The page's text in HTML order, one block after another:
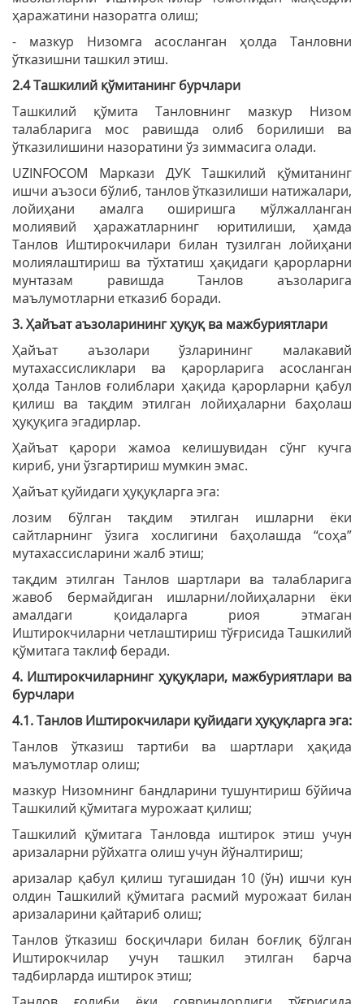
ҳаражатини назоратга олиш;
- мазкур Низомга асосланган ҳолда Танловни
ўтказишни ташкил этиш.
2.4 Ташкилий қўмитанинг бурчлари
Ташкилий қўмита Танловнинг мазкур Низом
талабларига мос равишда олиб борилиши ва
ўтказилишини назоратини ўз зиммасига олади.
UZINFOCOM Маркази ДУК Ташкилий қўмитанинг
ишчи аъзоси бўлиб, танлов ўтказилиши натижалари,
лойиҳани амалга оширишга мўлжалланган
молиявий ҳаражатларнинг юритилиши, ҳамда
Танлов Иштирокчилари билан тузилган лойиҳани
молиялаштириш ва тўхтатиш ҳақидаги қарорларни
мунтазам равишда Танлов аъзоларига
маълумотларни етказиб боради.
3. Ҳайъат аъзоларининг ҳуқуқ ва мажбуриятлари
Ҳайъат аъзолари ўзларининг малакавий
мутахассисликлари ва қарорларига асосланган
ҳолда Танлов ғолиблари ҳақида қарорларни қабул
қилиш ва тақдим этилган лойиҳаларни баҳолаш
ҳуқуқига эгадирлар.
Ҳайъат қарори жамоа келишувидан сўнг кучга
кириб, уни ўзгартириш мумкин эмас.
Ҳайъат қуйидаги ҳуқуқларга эга:
лозим бўлган тақдим этилган ишларни ёки
сайтларнинг ўзига хослигини баҳолашда “соҳа”
мутахассисларини жалб этиш;
тақдим этилган Танлов шартлари ва талабларига
жавоб бермайдиган ишларни/лойиҳаларни ёки
амалдаги қоидаларга риоя этмаган
Иштирокчиларни четлаштириш тўғрисида Ташкилий
қўмитага таклиф беради.
4. Иштирокчиларнинг ҳуқуқлари, мажбуриятлари ва
бурчлари
4.1. Танлов Иштирокчилари қуйидаги ҳуқуқларга эга:
Танлов ўтказиш тартиби ва шартлари ҳақида
маълумотлар олиш;
мазкур Низомнинг бандларини тушунтириш бўйича
Ташкилий қўмитага мурожаат қилиш;
Ташкилий қўмитага Танловда иштирок этиш учун
аризаларни рўйхатга олиш учун йўналтириш;
аризалар қабул қилиш тугашидан 10 (ўн) ишчи кун
олдин Ташкилий қўмитага расмий мурожаат билан
аризаларини қайтариб олиш;
Танлов ўтказиш босқичлари билан боғлиқ бўлган
Иштирокчилар учун ташкил этилган барча
тадбирларда иштирок этиш;